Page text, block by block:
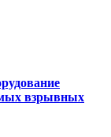
взрывных